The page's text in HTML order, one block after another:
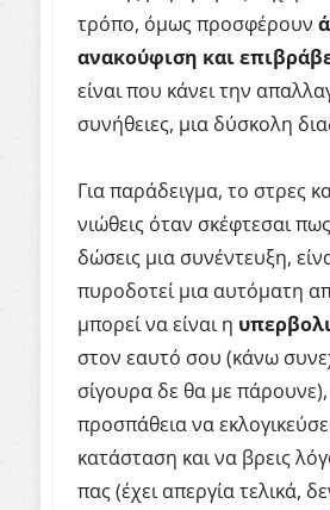
τρόπο, όμως προσφέρουν
ανακούφιση και
είναι που κάνει την
συνήθειες, μια δύσκολη
Για παράδειγμα, το στρες
νιώθεις όταν σκέφτεσαι
δώσεις μια συνέντευξη,
πυροδοτεί μια αυτόματη
μπορεί να είναι η
στον εαυτό σου (κάνω
σίγουρα δε θα με
προσπάθεια να
κατάσταση και να βρεις
πας (έχει απεργία τελικά,